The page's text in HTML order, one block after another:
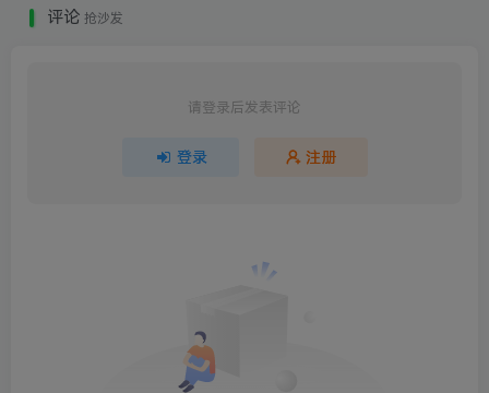
评论 抢沙发
请登录后发表评论
登录 注册